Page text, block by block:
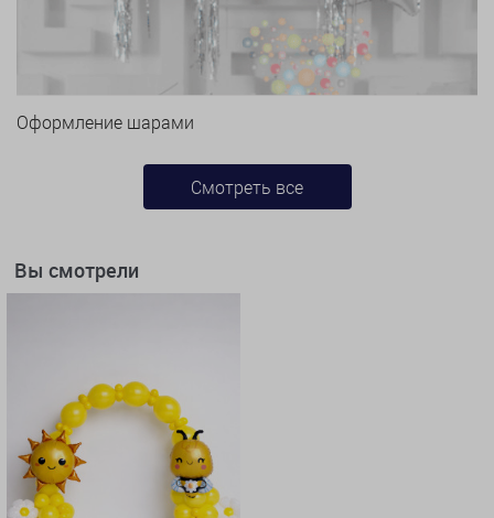
Оформление шарами
Смотреть все
Вы смотрели